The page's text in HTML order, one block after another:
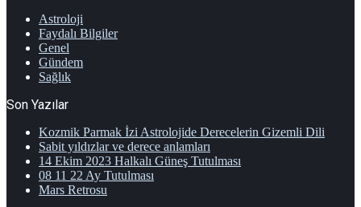
Astroloji
Faydalı Bilgiler
Genel
Gündem
Sağlık
Son Yazılar
Kozmik Parmak İzi Astrolojide Derecelerin Gizemli Dili
Sabit yıldızlar ve derece anlamları
14 Ekim 2023 Halkalı Güneş Tutulması
08 11 22 Ay Tutulması
Mars Retrosu